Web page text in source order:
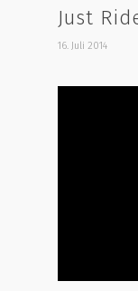
Just
16. Juli 2014